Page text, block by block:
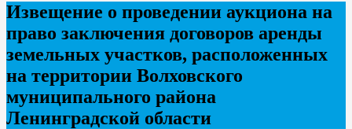
Извещение о проведении аукциона на
право заключения договоров аренды
земельных участков, расположенных
на территории Волховского
муниципального района
Ленинградской области